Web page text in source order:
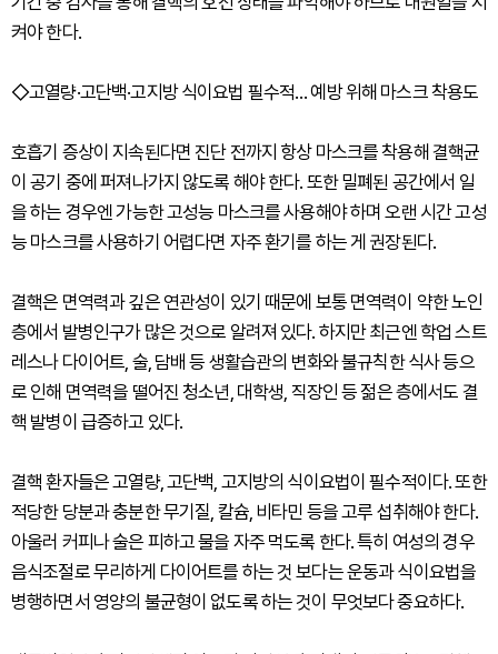
켜야 한다.
◇고열량·고단백·고지방 식이요법 필수적… 예방 위해 마스크 착용도
호흡기 증상이 지속된다면 진단 전까지 항상 마스크를 착용해 결핵균
이 공기 중에 퍼져나가지 않도록 해야 한다. 또한 밀폐된 공간에서 일
을 하는 경우엔 가능한 고성능 마스크를 사용해야 하며 오랜 시간 고성
능 마스크를 사용하기 어렵다면 자주 환기를 하는 게 권장된다.
결핵은 면역력과 깊은 연관성이 있기 때문에 보통 면역력이 약한 노인
층에서 발병인구가 많은 것으로 알려져 있다. 하지만 최근엔 학업 스트
레스나 다이어트, 술, 담배 등 생활습관의 변화와 불규칙한 식사 등으
로 인해 면역력을 떨어진 청소년, 대학생, 직장인 등 젊은 층에서도 결
핵 발병이 급증하고 있다.
결핵 환자들은 고열량, 고단백, 고지방의 식이요법이 필수적이다. 또한
적당한 당분과 충분한 무기질, 칼슘, 비타민 등을 고루 섭취해야 한다.
아울러 커피나 술은 피하고 물을 자주 먹도록 한다. 특히 여성의 경우
음식조절로 무리하게 다이어트를 하는 것 보다는 운동과 식이요법을
병행하면서 영양의 불균형이 없도록 하는 것이 무엇보다 중요하다.